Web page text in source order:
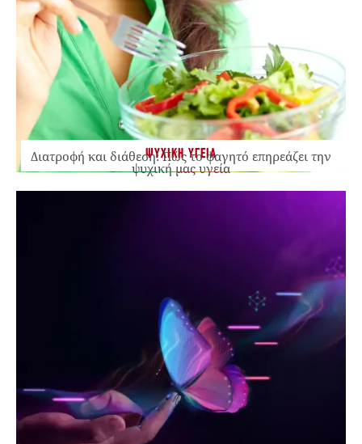
ΨΥΧΙΚΗ ΥΓΕΙΑ
Διατροφή και διάθεση: Πώς το φαγητό επηρεάζει την
ψυχική μας υγεία